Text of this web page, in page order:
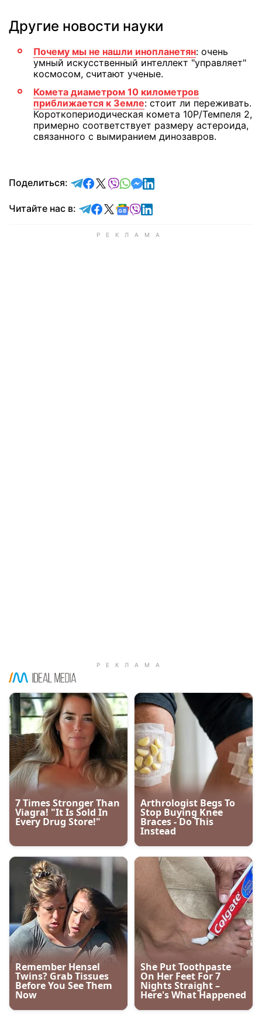
Другие новости науки
Почему мы не нашли инопланетян: очень
умный искусственный интеллект "управляет"
космосом, считают ученые.
Комета диаметром 10 километров
приближается к Земле: стоит ли переживать.
Короткопериодическая комета 10P/Темпеля 2,
примерно соответствует размеру астероида,
связанного с вымиранием динозавров.
Поделиться: отправить в Telegram
поделиться в Facebook
поделиться в X
отправить в Viber
отправить в Whatsapp
отправить в Messenger
отправить в LinkedIn
Читайте нас в: Читайте в Telegram
Читайте в Facebook
Читайте в X
Читайте в Google news
Читайте в Viber
Читайте в LinkedIn